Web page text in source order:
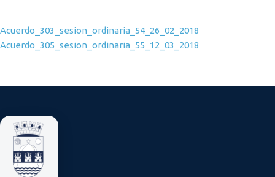
Navegación de entradas
Acuerdo_303_sesion_ordinaria_54_26_02_2018
Acuerdo_305_sesion_ordinaria_55_12_03_2018